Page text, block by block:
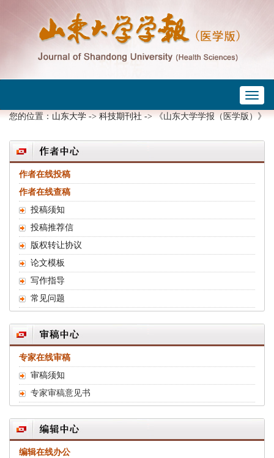
您的位置： 山东大学 -> 科技期刊社 -> 《山东大学学报（医学版）》
作者在线投稿
作者在线查稿
投稿须知
投稿推荐信
版权转让协议
论文模板
写作指导
常见问题
专家在线审稿
审稿须知
专家审稿意见书
编辑在线办公